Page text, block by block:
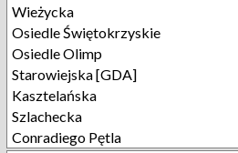
Wieżycka
Osiedle Świętokrzyskie
Osiedle Olimp
Starowiejska [GDA]
Kasztelańska
Szlachecka
Conradiego Pętla